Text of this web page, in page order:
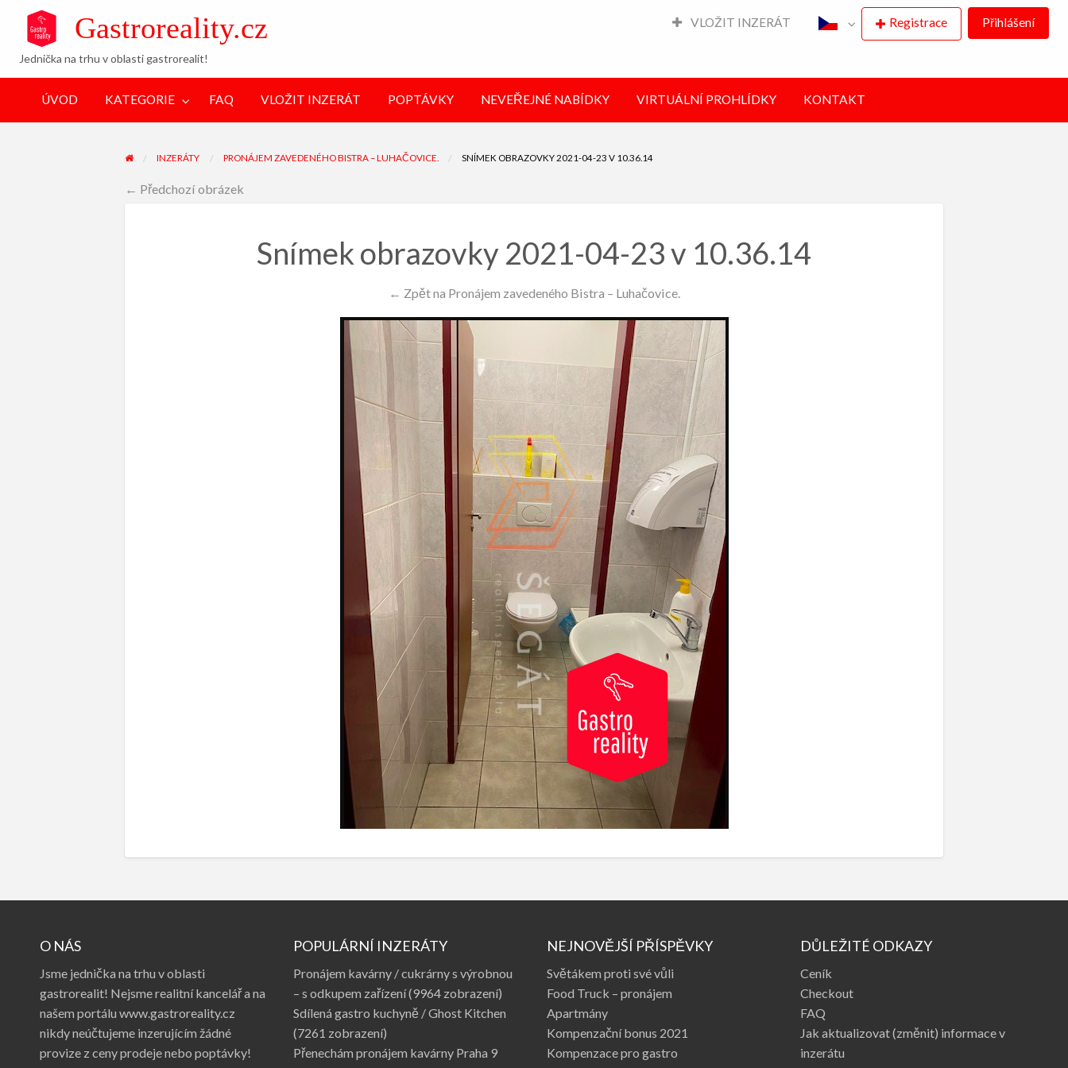
VLOŽIT
INZERÁT
NEVEŘEJNÉ
NABÍDKY
VIRTUÁLNÍ
PROHLÍDKY
KONTAKT
VLOŽIT INZERÁT Registrace Přihlášení
Gastroreality.cz
Jednička na trhu v oblasti gastrorealit!
ÚVOD KATEGORIE FAQ VLOŽIT INZERÁT POPTÁVKY NEVEŘEJNÉ NABÍDKY VIRTUÁLNÍ PROHLÍDKY KONTAKT
INZERÁTY PRONÁJEM ZAVEDENÉHO BISTRA – LUHAČOVICE. SNÍMEK OBRAZOVKY 2021-04-23 V 10.36.14
← Předchozí obrázek
Snímek obrazovky 2021-04-23 v 10.36.14
← Zpět na Pronájem zavedeného Bistra – Luhačovice.
O NÁS
Jsme jednička na trhu v oblasti
gastrorealit! Nejsme realitní kancelář a na
našem portálu www.gastroreality.cz
nikdy neúčtujeme inzerujícím žádné
provize z ceny prodeje nebo poptávky!
POPULÁRNÍ INZERÁTY
Pronájem kavárny / cukrárny s výrobnou
– s odkupem zařízení(9964 zobrazení)
Sdílená gastro kuchyně / Ghost Kitchen
(7261 zobrazení)
Přenechám pronájem kavárny Praha 9
NEJNOVĚJŠÍ PŘÍSPĚVKY
Světákem proti své vůli
Food Truck – pronájem
Apartmány
Kompenzační bonus 2021
Kompenzace pro gastro
DŮLEŽITÉ ODKAZY
Ceník
Checkout
FAQ
Jak aktualizovat (změnit) informace v
inzerátu